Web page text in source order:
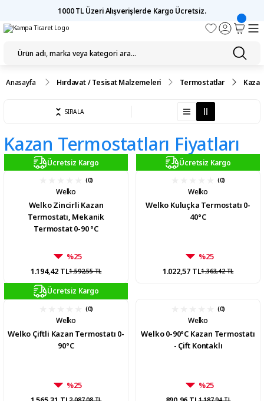
1000 TL Üzeri Alışverişlerde Kargo Ücretsiz.
Anasayfa Hırdavat / Tesisat Malzemeleri Termostatlar
SIRALA
Kazan Termostatları Fiyatları
Ücretsiz Kargo
(0)
Welko
Welko Zincirli Kazan
Termostatı, Mekanik
Termostat 0-90 °C
%25
1.194,42 TL1.592,55 TL
Ücretsiz Kargo
(0)
Welko
Welko Kuluçka Termostatı 0-
40°C
%25
1.022,57 TL1.363,42 TL
Ücretsiz Kargo
(0)
Welko
Welko Çiftli Kazan Termostatı 0-
90°C
%25
(0)
Welko
Welko 0-90°C Kazan Termostatı
- Çift Kontaklı
%25